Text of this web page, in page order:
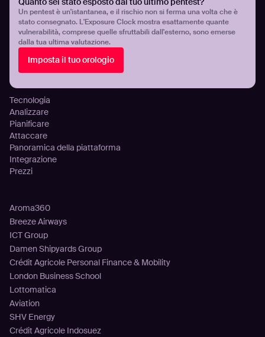
Un pentest è un'istantanea, e il rischio non si ferma una volta che è
stato consegnato. L'Exposure Clock mostra esattamente quante
vulnerabilità, comprese quelle sfruttabili dall'esterno, sono emerse
dalla tua ultima valutazione.
Imposta il tuo orologio
Gestione continua della superficie di attacco
Gestione dell’esposizione alle minacce
Rilevamento infostealer
Visibilità e controllo dell’esposizione cloud
Configurazione Errata Ed Esposizione Del DNS
Piattaforma
Tecnologia
Analizzare
Pianificare
Attaccare
Panoramica della piattaforma
Integrazione
Prezzi
Aroma360
Breeze Airways
ICT Group
Damen Shipyards Group
Crédit Agricole Personal Finance & Mobility
London Business School
Lottomatica
Aviation
SHV Energy
Crédit Agricole Indosuez